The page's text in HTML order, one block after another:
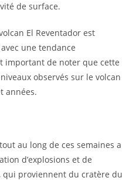
de surface.
El Reventador est
une tendance
important de noter que cette
observés sur le volcan
années.
au long de ces semaines a
d’explosions et de
qui proviennent du cratère du